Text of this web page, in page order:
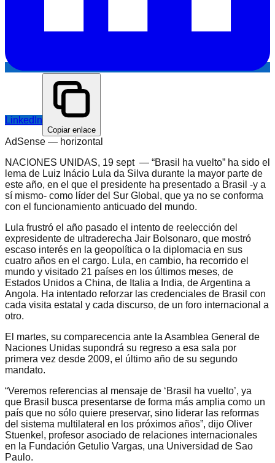
LinkedIn
Copiar enlace
AdSense — horizontal
NACIONES UNIDAS, 19 sept — “Brasil ha vuelto” ha sido el
lema de Luiz Inácio Lula da Silva durante la mayor parte de
este año, en el que el presidente ha presentado a Brasil -y a
sí mismo- como líder del Sur Global, que ya no se conforma
con el funcionamiento anticuado del mundo.
Lula frustró el año pasado el intento de reelección del
expresidente de ultraderecha Jair Bolsonaro, que mostró
escaso interés en la geopolítica o la diplomacia en sus
cuatro años en el cargo. Lula, en cambio, ha recorrido el
mundo y visitado 21 países en los últimos meses, de
Estados Unidos a China, de Italia a India, de Argentina a
Angola. Ha intentado reforzar las credenciales de Brasil con
cada visita estatal y cada discurso, de un foro internacional a
otro.
El martes, su comparecencia ante la Asamblea General de
Naciones Unidas supondrá su regreso a esa sala por
primera vez desde 2009, el último año de su segundo
mandato.
“Veremos referencias al mensaje de ‘Brasil ha vuelto’, ya
que Brasil busca presentarse de forma más amplia como un
país que no sólo quiere preservar, sino liderar las reformas
del sistema multilateral en los próximos años”, dijo Oliver
Stuenkel, profesor asociado de relaciones internacionales
en la Fundación Getulio Vargas, una Universidad de Sao
Paulo.